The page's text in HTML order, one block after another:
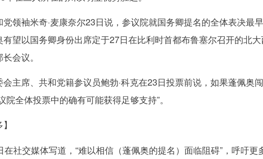
袖米奇·麦康奈尔23日说，参议院就国务卿提名的全体表决最
有望以国务卿身份出席定于27日在比利时首都布鲁塞尔召开的北
会议。
席、共和党籍参议员鲍勃·科克在23日投票前说，如果蓬佩奥
院全体投票中的确有可能获得足够支持”。
交媒体写道，“难以相信（蓬佩奥的提名）面临阻碍”，呼吁更